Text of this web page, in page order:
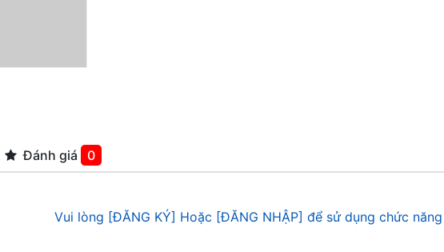
Đánh giá 0
Vui lòng [ĐĂNG KÝ] Hoặc [ĐĂNG NHẬP] để sử dụng chức năng